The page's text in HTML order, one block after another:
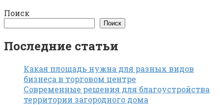
Поиск
Поиск
Последние статьи
Какая площадь нужна для разных видов
бизнеса в торговом центре
Современные решения для благоустройства
территории загородного дома